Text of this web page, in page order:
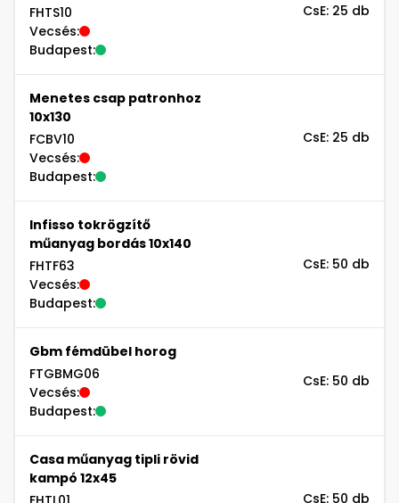
FHTS10
Vecsés:
Budapest:
CsE: 25 db
Menetes csap patronhoz
10x130
FCBV10
Vecsés:
Budapest:
CsE: 25 db
Infisso tokrögzítő
műanyag bordás 10x140
FHTF63
Vecsés:
Budapest:
CsE: 50 db
Gbm fémdübel horog
FTGBMG06
Vecsés:
Budapest:
CsE: 50 db
Casa műanyag tipli rövid
kampó 12x45
CsE: 50 db